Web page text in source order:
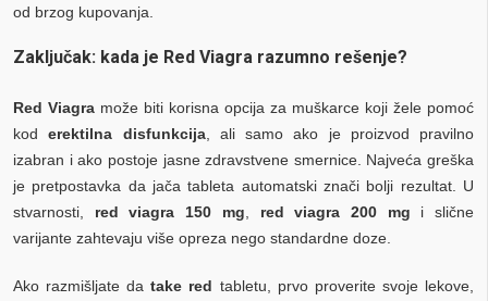
od brzog kupovanja.
Zaključak: kada je Red Viagra razumno rešenje?
Red Viagra može biti korisna opcija za muškarce koji žele pomoć
koderektilna disfunkcija, ali samo ako je proizvod pravilno
izabran i ako postoje jasne zdravstvene smernice. Najveća greška
je pretpostavka da jača tableta automatski znači bolji rezultat. U
stvarnosti, red viagra 150 mg red viagra 200 mg i slične
varijante zahtevaju više opreza nego standardne doze.
Ako razmišljate datake red tabletu, prvo proverite svoje lekove,